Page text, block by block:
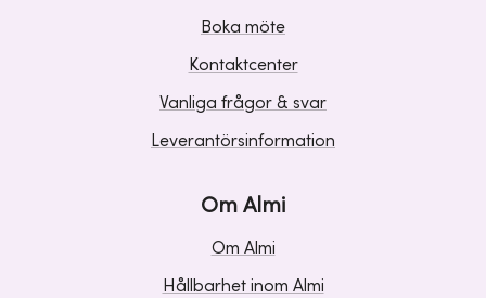
Boka möte
Kontaktcenter
Vanliga frågor & svar
Leverantörsinformation
Om Almi
Om Almi
Hållbarhet inom Almi